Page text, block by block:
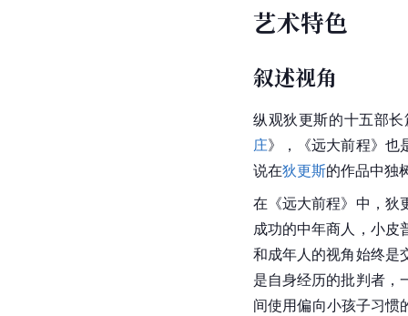
艺术特色
叙述视角
纵观狄更斯的十五部
庄》，《远大前程》也
说在狄更斯的作品中独
在《远大前程》中，狄
成功的中年商人，小皮
和成年人的视角始终是
是自身经历的批判者，
间使用偏向小孩子习惯